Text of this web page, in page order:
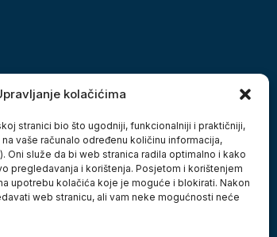
kolačićima
stranici bio što ugodniji, funkcionalniji i praktičniji,
vaše računalo određenu količinu informacija,
Oni služe da bi web stranica radila optimalno i kako
pregledavanja i korištenja. Posjetom i korištenjem
upotrebu kolačića koje je moguće i blokirati. Nakon
web stranicu, ali vam neke mogućnosti neće